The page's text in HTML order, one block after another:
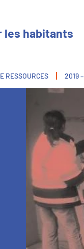
les habitants
RESSOURCES 2019